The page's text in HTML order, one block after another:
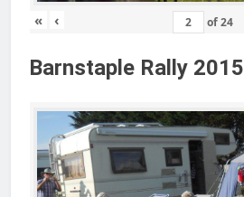
« ‹ of24
Barnstaple Rally 2015